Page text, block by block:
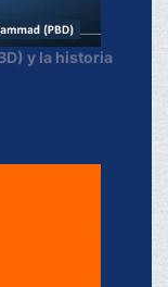
y la historia